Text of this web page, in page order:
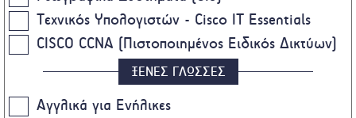
Τεχνικός Υπολογιστών - Cisco IT Essentials
CISCO CCNA (Πιστοποιημένος Ειδικός Δικτύων)
ΞΕΝΕΣ ΓΛΩΣΣΕΣ
Αγγλικά για Ενήλικες